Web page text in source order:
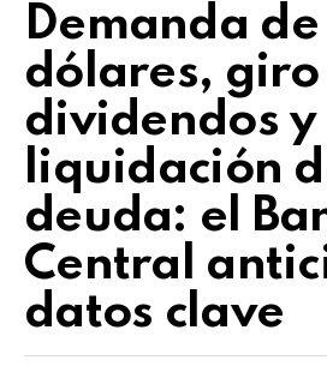
Demanda de
dólares, giro
dividendos y
liquidación
deuda: el
Central
datos clave